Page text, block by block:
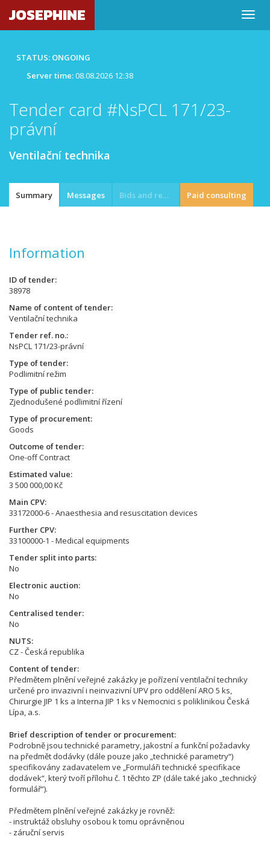
JOSEPHINE
STATUS: ONGOING
Server time:08.08.2026 12:38
Tender card #NsPCL 171/23-
právní
Ventilační technika
Summary Messages Bids and requests Paid consulting
Information
ID of tender
38978
Name of content of tender
Ventilační technika
Tender ref. no.
NsPCL 171/23-právní
Type of tender
Podlimitní režim
Type of public tender
Zjednodušené podlimitní řízení
Type of procurement
Goods
Outcome of tender
One-off Contract
Estimated value
3 500 000,00 Kč
Main CPV
33172000-6 - Anaesthesia and resuscitation devices
Further CPV
33100000-1 - Medical equipments
Tender split into parts
No
Electronic auction
No
Centralised tender
No
NUTS
CZ - Česká republika
Content of tender
Předmětem plnění veřejné zakázky je pořízení ventilační techniky
určené pro invazivní i neinvazivní UPV pro oddělení ARO 5 ks,
Chirurgie JIP 1 ks a Interna JIP 1 ks v Nemocnici s poliklinikou Česká
Lípa, a.s.
Brief description of tender or procurement
Podrobně jsou technické parametry, jakostní a funkční požadavky
na předmět dodávky (dále pouze jako „technické parametry“)
specifikovány zadavatelem ve „Formuláři technické specifikace
dodávek“, který tvoří přílohu č. 1 těchto ZP (dále také jako „technický
formulář“).
Předmětem plnění veřejné zakázky je rovněž:
- instruktáž obsluhy osobou k tomu oprávněnou
- záruční servis